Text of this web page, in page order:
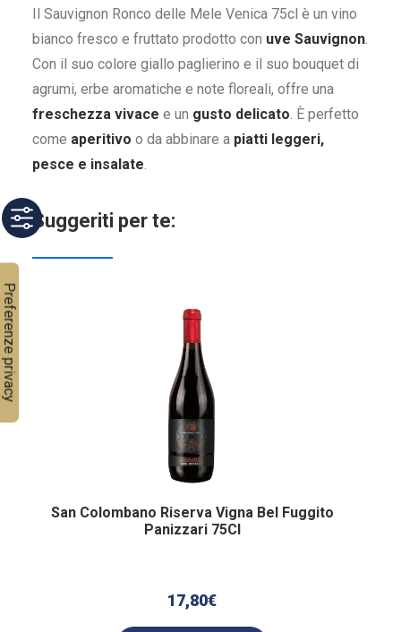
Il Sauvignon Ronco delle Mele Venica 75cl è un vino
bianco fresco e fruttato prodotto con uve Sauvignon.
Con il suo colore giallo paglierino e il suo bouquet di
agrumi, erbe aromatiche e note floreali, offre una
freschezza vivace e un gusto delicato. È perfetto
come aperitivo o da abbinare a piatti leggeri,
pesce e insalate.
Suggeriti per te:
San Colombano Riserva Vigna Bel Fuggito
Panizzari 75Cl
17,80€